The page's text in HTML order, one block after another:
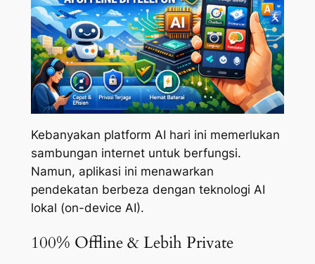
Kebanyakan platform AI hari ini memerlukan
sambungan internet untuk berfungsi.
Namun, aplikasi ini menawarkan
pendekatan berbeza dengan teknologi AI
lokal (on-device AI).
100% Offline & Lebih Private